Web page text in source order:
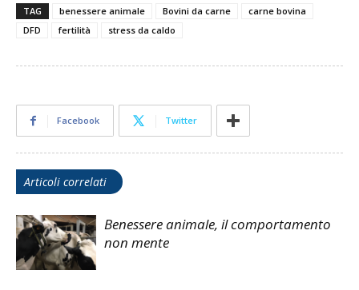
TAG benessere animale Bovini da carne
carne bovina
DFD
fertilità stress da caldo
Facebook Twitter
Articoli correlati
Benessere animale, il comportamento
non mente